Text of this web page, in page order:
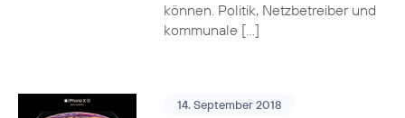
können. Politik, Netzbetreiber und
kommunale […]
14. September 2018